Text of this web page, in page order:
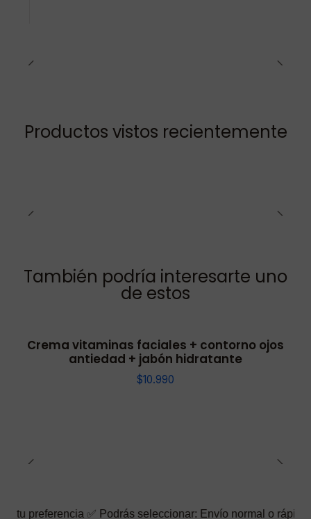
Productos vistos recientemente
También podría interesarte uno
de estos
Crema vitaminas faciales + contorno ojos
antiedad + jabón hidratante
$10.990
✅ Podrás seleccionar: Envío normal o rápido ☑️